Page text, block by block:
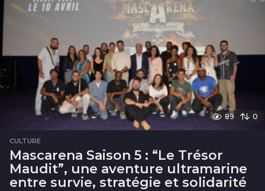
s
89 0
CULTURE
Mascarena Saison 5 : “Le Trésor
Maudit”, une aventure ultramarine
entre survie, stratégie et solidarité